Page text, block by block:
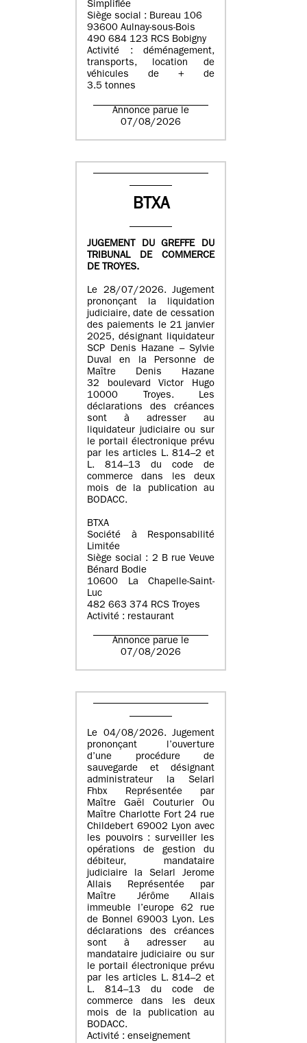
Simplifiée
Siège social : Bureau 106
93600 Aulnay-sous-Bois
490 684 123 RCS Bobigny
Activité : déménagement,
transports, location de
véhicules de + de
3.5 tonnes
Annonce parue le
07/08/2026
BTXA
JUGEMENT DU GREFFE DU
TRIBUNAL DE COMMERCE
DE TROYES.
Le 28/07/2026. Jugement
prononçant la liquidation
judiciaire, date de cessation
des paiements le 21 janvier
2025, désignant liquidateur
SCP Denis Hazane – Sylvie
Duval en la Personne de
Maître Denis Hazane
32 boulevard Victor Hugo
10000 Troyes. Les
déclarations des créances
sont à adresser au
liquidateur judiciaire ou sur
le portail électronique prévu
par les articles L. 814–2 et
L. 814–13 du code de
commerce dans les deux
mois de la publication au
BODACC.
BTXA
Société à Responsabilité
Limitée
Siège social : 2 B rue Veuve
Bénard Bodie
10600 La Chapelle-Saint-
Luc
482 663 374 RCS Troyes
Activité : restaurant
Annonce parue le
07/08/2026
Le 04/08/2026. Jugement
prononçant l’ouverture
d’une procédure de
sauvegarde et désignant
administrateur la Selarl
Fhbx Représentée par
Maître Gaël Couturier Ou
Maître Charlotte Fort 24 rue
Childebert 69002 Lyon avec
les pouvoirs : surveiller les
opérations de gestion du
débiteur, mandataire
judiciaire la Selarl Jerome
Allais Représentée par
Maître Jérôme Allais
immeuble l’europe 62 rue
de Bonnel 69003 Lyon. Les
déclarations des créances
sont à adresser au
mandataire judiciaire ou sur
le portail électronique prévu
par les articles L. 814–2 et
L. 814–13 du code de
commerce dans les deux
mois de la publication au
BODACC.
Activité : enseignement